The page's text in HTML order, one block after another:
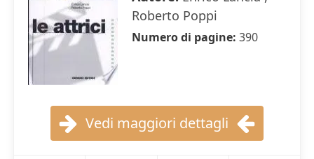
Roberto Poppi
Numero di pagine: 390
Vedi maggiori dettagli